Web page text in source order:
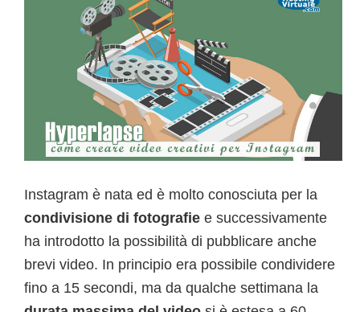
Instagram è nata ed è molto conosciuta per la
condivisione di fotografie e successivamente
ha introdotto la possibilità di pubblicare anche
brevi video. In principio era possibile condividere
fino a 15 secondi, ma da qualche settimana la